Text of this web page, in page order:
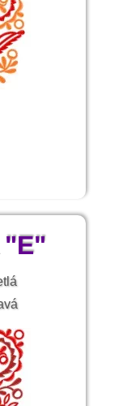
"E"